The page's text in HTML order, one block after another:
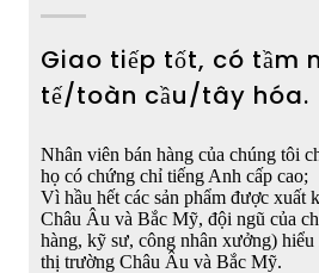
Giao tiếp tốt, có tầm
tế/toàn cầu/tây hóa.
Nhân viên bán hàng của chúng tôi
họ có chứng chỉ tiếng Anh cấp cao;
Vì hầu hết các sản phẩm được xuất
Châu Âu và Bắc Mỹ, đội ngũ của
hàng, kỹ sư, công nhân xưởng) hiểu
thị trường Châu Âu và Bắc Mỹ.